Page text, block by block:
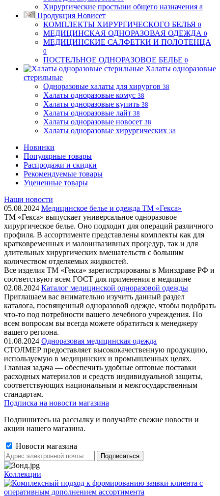
Хирургические простыни общего назначения 8
Продукция Новисет
КОМПЛЕКТЫ ХИРУРГИЧЕСКОГО БЕЛЬЯ 0
МЕДИЦИНСКАЯ ОДНОРАЗОВАЯ ОДЕЖДА 0
МЕДИЦИНСКИЕ САЛФЕТКИ И ПОЛОТЕНЦА
0
ПОСТЕЛЬНОЕ ОДНОРАЗОВОЕ БЕЛЬЕ 0
Халаты одноразовые
стерильные
Одноразовые халаты для хирургов 38
Халаты одноразовые комус 38
Халаты одноразовые купить 38
Халаты одноразовые лайт 38
Халаты одноразовые новосет 38
Халаты одноразовые хирургических 38
Новинки
Популярные товары
Распродажи и скидки
Рекомендуемые товары
Уцененные товары
Наши новости
05.08.2024 Медицинское белье и одежда ТМ «Гекса»
ТМ «Гекса» выпускает универсальное одноразовое
хирургическое белье. Оно подходит для операций различного
профиля. В ассортименте представлены комплекты как для
кратковременных и малоинвазивных процедур, так и для
длительных хирургических вмешательств с большим
количеством отделяемых жидкостей.
Все изделия ТМ «Гекса» зарегистрированы в Минздраве РФ и
соответствуют всем ГОСТ для применения в медицине
02.08.2024 Каталог медицинской одноразовой одежды
Приглашаем вас внимательно изучить данный раздел
каталога, посвященный одноразовой одежде, чтобы подобрать
что-то под потребности вашего лечебного учреждения. По
всем вопросам вы всегда можете обратиться к менеджеру
вашего региона.
01.08.2024 Одноразовая медицинская одежда
СТОЛМЕР предоставляет высококачественную продукцию,
используемую в медицинских и промышленных целях.
Главная задача — обеспечить удобные оптовые поставки
расходных материалов и средств индивидуальной защиты,
соответствующих национальным и межгосударственным
стандартам.
Подписка на новости магазина
Подпишитесь на рассылку и получайте свежие новости и
акции нашего магазина.
Новости магазина
Коллекции